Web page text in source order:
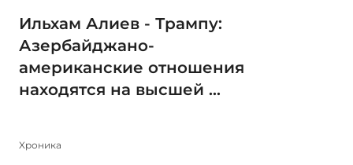
Ильхам Алиев - Трампу:
Азербайджано-
американские отношения
находятся на высшей ...
Xроника